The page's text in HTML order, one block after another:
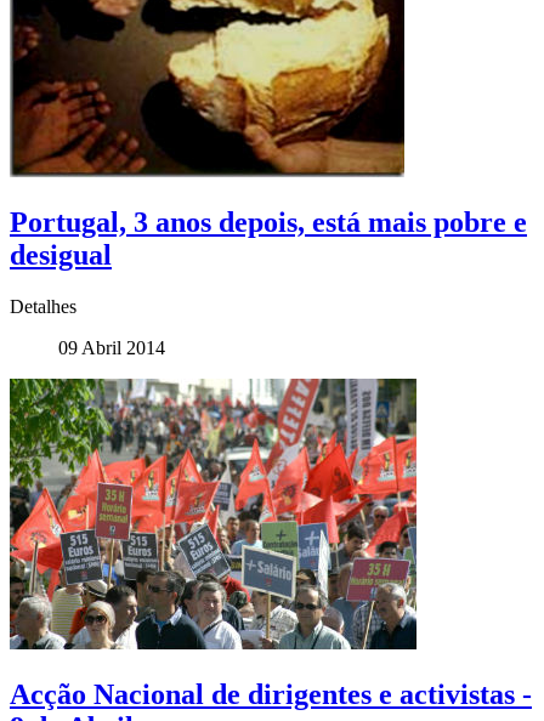
Portugal, 3 anos depois, está mais pobre e
desigual
Detalhes
09 Abril 2014
Acção Nacional de dirigentes e activistas -